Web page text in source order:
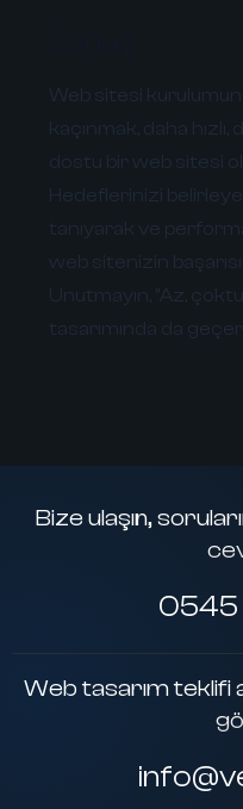
Web sitesi
kaçınmak, daha hızlı,
dostu bir web sitesi
Hedeflerinizi
tanıyarak ve
web sitenizin
Unutmayın, "Az,
tasarımında da
Bize ulaşın,
0545
Web tasarım teklifi